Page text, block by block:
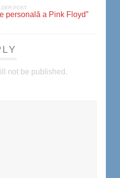
POST
personală a Pink Floyd”
not be published.